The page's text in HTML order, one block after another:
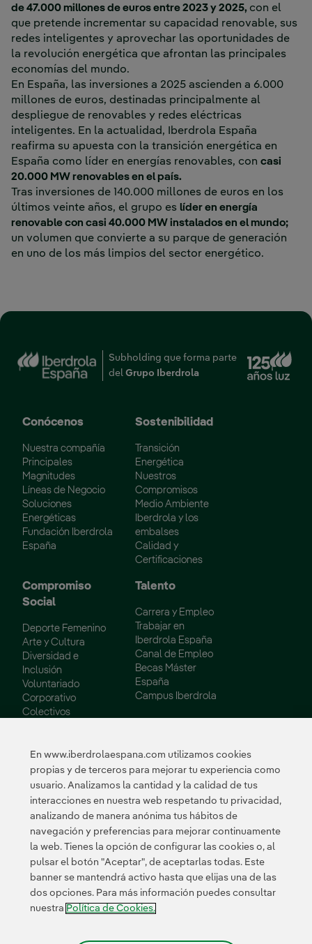
de 47.000 millones de euros entre 2023 y 2025, con el
que pretende incrementar su capacidad renovable, sus
redes inteligentes y aprovechar las oportunidades de
la revolución energética que afrontan las principales
economías del mundo.
En España, las inversiones a 2025 ascienden a 6.000
millones de euros, destinadas principalmente al
despliegue de renovables y redes eléctricas
inteligentes. En la actualidad, Iberdrola España
reafirma su apuesta con la transición energética en
España como líder en energías renovables, con casi
20.000 MW renovables en el país.
Tras inversiones de 140.000 millones de euros en los
últimos veinte años, el grupo es líder en energía
renovable con casi 40.000 MW instalados en el mundo;
un volumen que convierte a su parque de generación
en uno de los más limpios del sector energético.
Subholding que forma parte
del Grupo Iberdrola
Conócenos
Nuestra compañía
Principales
Magnitudes
Líneas de Negocio
Soluciones
Energéticas
Fundación Iberdrola
España
Sostenibilidad
Transición
Energética
Nuestros
Compromisos
Medio Ambiente
Iberdrola y los
embalses
Calidad y
Certificaciones
Compromiso
Social
Deporte Femenino
Arte y Cultura
Diversidad e
Inclusión
Voluntariado
Corporativo
Colectivos
Talento
Carrera y Empleo
Trabajar en
Iberdrola España
Canal de Empleo
Becas Máster
España
Campus Iberdrola
Innovación
Innovación en
Innovación
colaborativa
Next Generation EU
Ciberseguridad en
España
Smart Grids
Innovation Hub
En www.iberdrolaespana.com utilizamos cookies
propias y de terceros para mejorar tu experiencia como
usuario. Analizamos la cantidad y la calidad de tus
interacciones en nuestra web respetando tu privacidad,
analizando de manera anónima tus hábitos de
navegación y preferencias para mejorar continuamente
la web. Tienes la opción de configurar las cookies o, al
pulsar el botón "Aceptar", de aceptarlas todas. Este
banner se mantendrá activo hasta que elijas una de las
dos opciones. Para más información puedes consultar
nuestra Política de Cookies.